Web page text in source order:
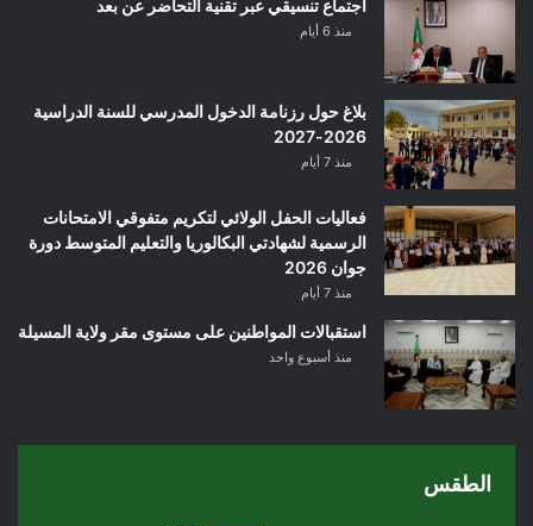
اجتماع تنسيقي عبر تقنية التحاضر عن بعد
منذ 6 أيام
بلاغ حول رزنامة الدخول المدرسي للسنة الدراسية
2026-2027
منذ 7 أيام
فعاليات الحفل الولائي لتكريم متفوقي الامتحانات
الرسمية لشهادتي البكالوريا والتعليم المتوسط دورة
جوان 2026
منذ 7 أيام
استقبالات المواطنين على مستوى مقر ولاية المسيلة
منذ أسبوع واحد
الطقس